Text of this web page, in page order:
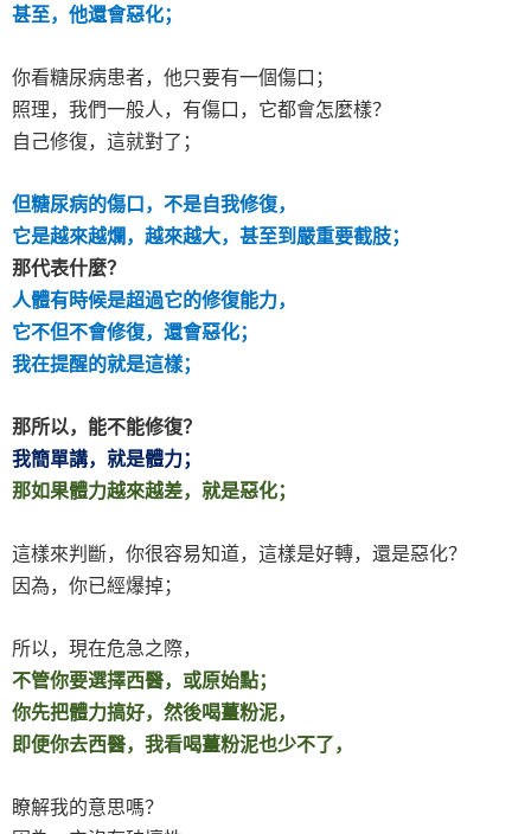
甚至，他還會惡化；
你看糖尿病患者，他只要有一個傷口；
照理，我們一般人，有傷口，它都會怎麼樣？
自己修復，這就對了；
但糖尿病的傷口，不是自我修復，
它是越來越爛，越來越大，甚至到嚴重要截肢；
那代表什麼？
人體有時候是超過它的修復能力，
它不但不會修復，還會惡化；
我在提醒的就是這樣；
那所以，能不能修復？
我簡單講，就是體力；
那如果體力越來越差，就是惡化；
這樣來判斷，你很容易知道，這樣是好轉，還是惡化？
因為，你已經爆掉；
所以，現在危急之際，
不管你要選擇西醫，或原始點；
你先把體力搞好，然後喝薑粉泥，
即便你去西醫，我看喝薑粉泥也少不了，
瞭解我的意思嗎？